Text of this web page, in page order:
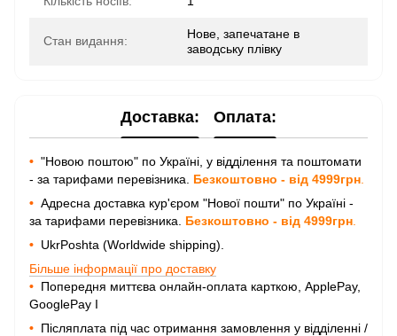
Стан видання:
Нове, запечатане в
заводську плівку
Доставка: Оплата:
• "Новою поштою" по Україні, у відділення та поштомати
- за тарифами перевізника. Безкоштовно - від 4999грн
• Адресна доставка кур'єром "Нової пошти" по Україні -
за тарифами перевізника. Безкоштовно - від 4999грн
• UkrPoshta (Worldwide shipping).
Більше інформації про доставку
• Попередня миттєва онлайн-оплата карткою, ApplePay,
GooglePay I
• Післяплата під час отримання замовлення у відділенні /